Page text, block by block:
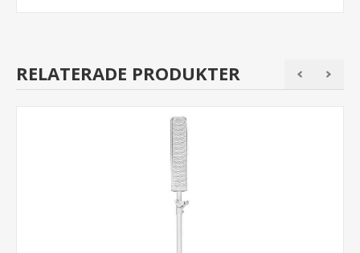
RELATERADE PRODUKTER